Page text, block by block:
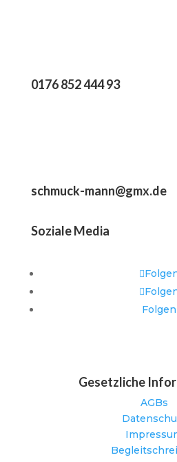
0176 852 444 93
schmuck-mann@gmx.de
Soziale Media
Folgen
Gesetzliche
AGBs